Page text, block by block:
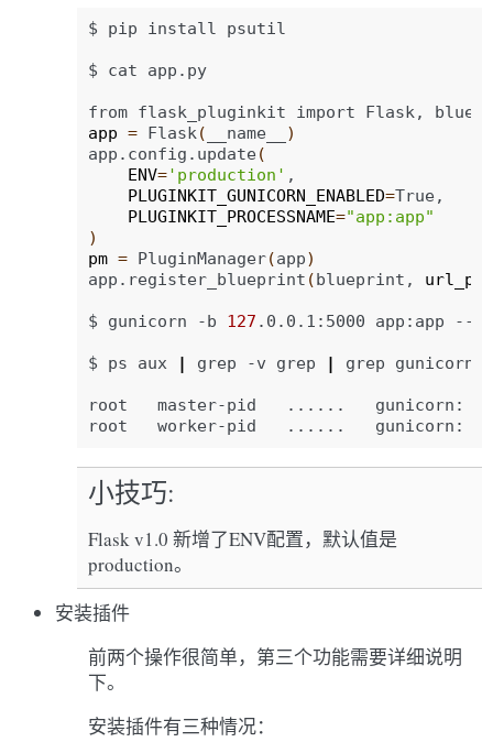
$ pip install psutil
$ cat app.py
from flask_pluginkit import Flask,
app = Flask( __name__
)
app.config.update(
ENV='production'
PLUGINKIT_GUNICORN_ENABLED=
PLUGINKIT_PROCESSNAME="app:app"
)
pm = PluginManager(app)
app.register_blueprint (blueprint,
$ gunicorn -b 127 .0.0.1:5000 app:app --
$ ps aux | grep -v grep | grep gunicorn
root master-pid ...... gunicorn:
root
worker-pid ...... gunicorn:
小技巧
Flask v1.0 新增了ENV配置，默认值是
production。
安装插件
前两个操作很简单，第三个功能需要详细说明
下。
安装插件有三种情况：